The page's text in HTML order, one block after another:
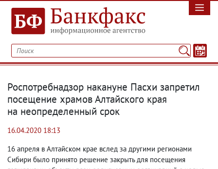
Роспотребнадзор накануне Пасхи запретил
посещение храмов Алтайского края
на неопределенный срок
16.04.2020 18:13
16 апреля в Алтайском крае вслед за другими регионами
Сибири было принято решение закрыть для посещения